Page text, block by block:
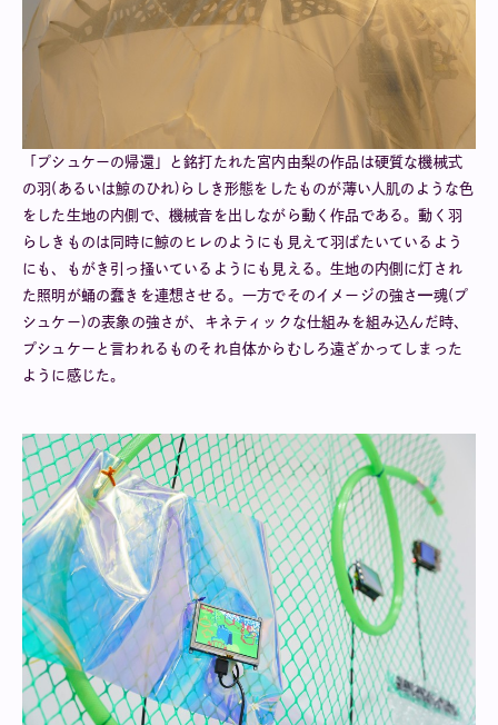
「プシュケーの帰還」と銘打たれた宮内由梨の作品は硬質な機械式
の羽(あるいは鯨のひれ)らしき形態をしたものが薄い人肌のような色
をした生地の内側で、機械音を出しながら動く作品である。動く羽
らしきものは同時に鯨のヒレのようにも見えて羽ばたいているよう
にも、もがき引っ掻いているようにも見える。生地の内側に灯され
た照明が蛹の蠢きを連想させる。一方でそのイメージの強さ━魂(プ
シュケー)の表象の強さが、キネティックな仕組みを組み込んだ時、
プシュケーと言われるものそれ自体からむしろ遠ざかってしまった
ように感じた。